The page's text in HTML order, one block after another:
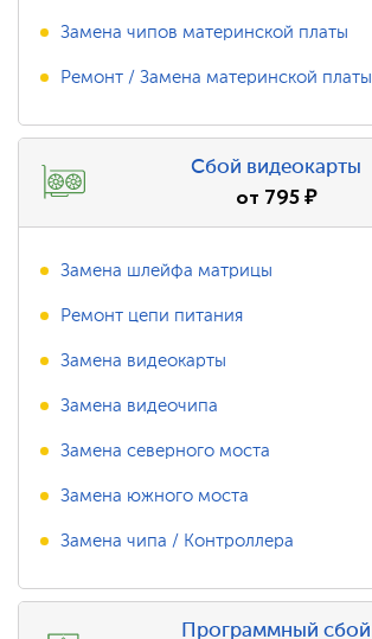
Замена чипов материнской платы
Ремонт / Замена материнской платы
Сбой видеокарты
от 795₽
Замена шлейфа матрицы
Ремонт цепи питания
Замена видеокарты
Замена видеочипа
Замена северного моста
Замена южного моста
Замена чипа / Контроллера
Программный сбой